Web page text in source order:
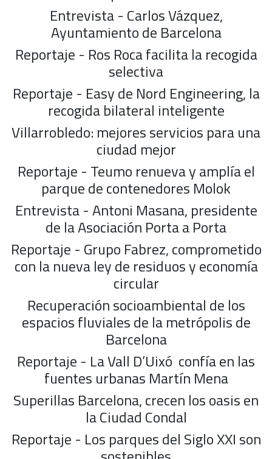
Entrevista - Carlos Vázquez,
Ayuntamiento de Barcelona
Reportaje - Ros Roca facilita la recogida
selectiva
Reportaje - Easy de Nord Engineering, la
recogida bilateral inteligente
Villarrobledo: mejores servicios para una
ciudad mejor
Reportaje - Teumo renueva y amplía el
parque de contenedores Molok
Entrevista - Antoni Masana, presidente
de la Asociación Porta a Porta
Reportaje - Grupo Fabrez, comprometido
con la nueva ley de residuos y economía
circular
Recuperación socioambiental de los
espacios fluviales de la metrópolis de
Barcelona
Reportaje - La Vall D’Uixó confía en las
fuentes urbanas Martín Mena
Superillas Barcelona, crecen los oasis en
la Ciudad Condal
Reportaje - Los parques del Siglo XXI son